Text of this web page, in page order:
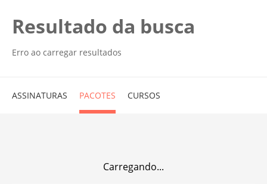
Resultado da busca
Erro ao carregar resultados
ASSINATURAS PACOTES CURSOS
Carregando...